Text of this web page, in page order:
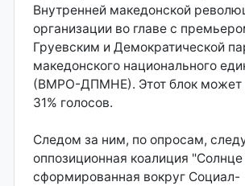
Внутренней македонской
организации во главе с
Груевским и Демократической
македонского национального
(ВМРО-ДПМНЕ). Этот блок может
31% голосов.
Следом за ним, по опросам,
оппозиционная коалиция
сформированная вокруг Социал-